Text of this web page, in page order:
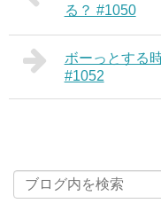
る？ #1050
ボーっとする
#1052